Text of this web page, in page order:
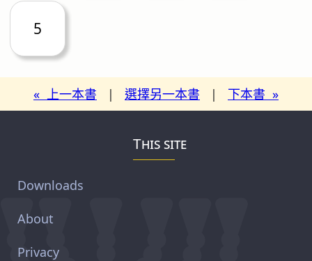
5
« 上一本書 | 選擇另一本書 | 下本書 »
This site
Downloads
About
Privacy